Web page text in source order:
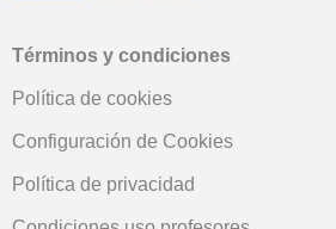
Términos y condiciones
Política de cookies
Configuración de Cookies
Política de privacidad